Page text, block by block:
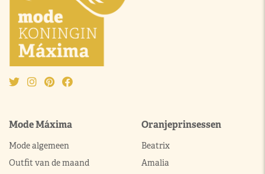
Mode Máxima
Mode algemeen
Outfit van de maand
Oranjeprinsessen
Beatrix
Amalia